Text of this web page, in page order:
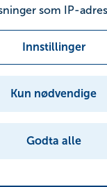
som IP-
er nødvendige
du enten godta alle
å endre
inn og
tilbake ditt
Innstillinger
Kun nødvendige
Godta alle